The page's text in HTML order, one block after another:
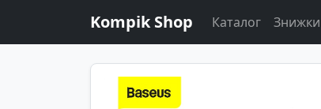
Kompik Shop Каталог Знижки